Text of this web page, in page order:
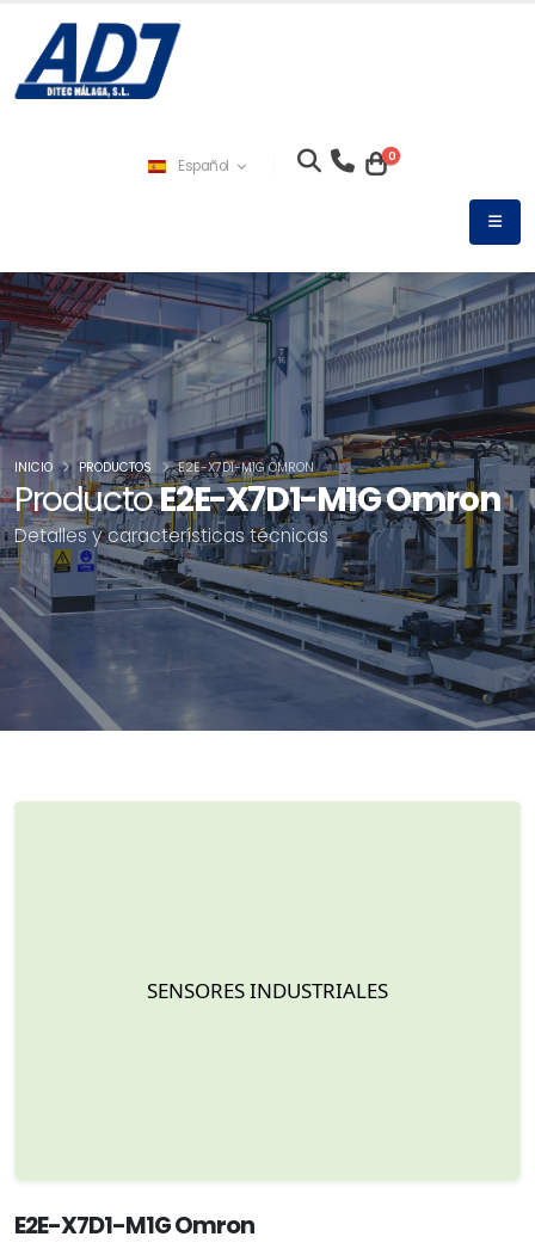
Español 0
ProductoE2E-X7D1-M1G Omron
Detalles y características técnicas
INICIO PRODUCTOS E2E-X7D1-M1G OMRON
E2E-X7D1-M1G Omron